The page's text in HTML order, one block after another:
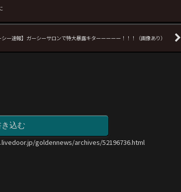
シー速報】ガーシーサロンで特大暴露キターーーーー！！！（画像あり）
込む
goldennews/archives/52196736.html